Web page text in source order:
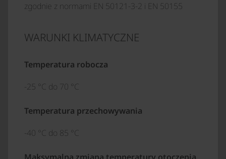
zgodnie z normami EN 50121-3-2 i EN 50155
WARUNKI KLIMATYCZNE
Temperatura robocza
-25 °C do 70 °C
Temperatura przechowywania
-40 °C do 85 °C